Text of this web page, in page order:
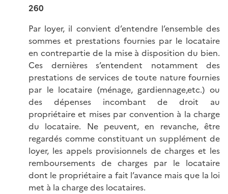
260
Par loyer, il convient d’entendre l’ensemble des
sommes et prestations fournies par le locataire
en contrepartie de la mise à disposition du bien.
Ces dernières s’entendent notamment des
prestations de services de toute nature fournies
par le locataire (ménage, gardiennage,etc.) ou
des dépenses incombant de droit au
propriétaire et mises par convention à la charge
du locataire. Ne peuvent, en revanche, être
regardés comme constituant un supplément de
loyer, les appels provisionnels de charges et les
remboursements de charges par le locataire
dont le propriétaire a fait l’avance mais que la loi
met à la charge des locataires.